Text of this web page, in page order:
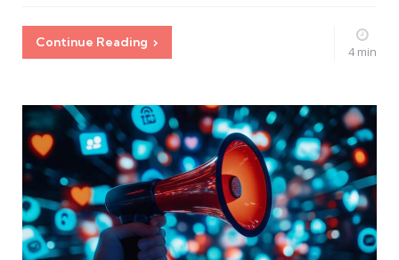
Continue Reading
4 min